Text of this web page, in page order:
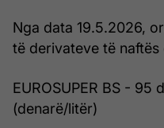
Nga data 19.5.2026,
të derivateve të naftës
EUROSUPER BS - 95
(denarë/litër)